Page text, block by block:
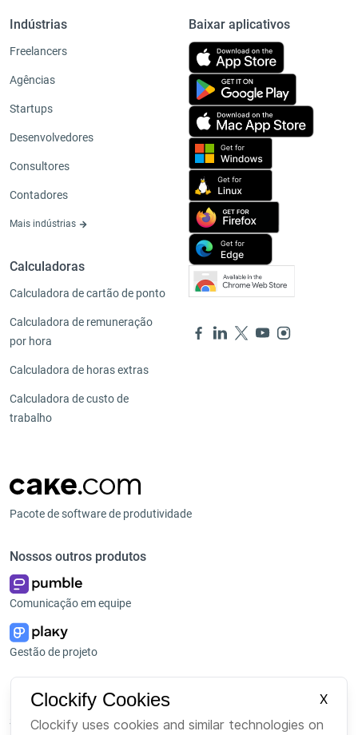
Indústrias
Freelancers
Agências
Startups
Desenvolvedores
Consultores
Contadores
Mais indústrias
Calculadoras
Calculadora de cartão de ponto
Calculadora de remuneração
por hora
Calculadora de horas extras
Calculadora de custo de
trabalho
Baixar aplicativos
Pacote de software de produtividade
Nossos outros produtos
Comunicação em equipe
Gestão de projeto
Plataforma
Suite Sobre Nós
Clockify Cookies
X
Clockify uses cookies and similar technologies on